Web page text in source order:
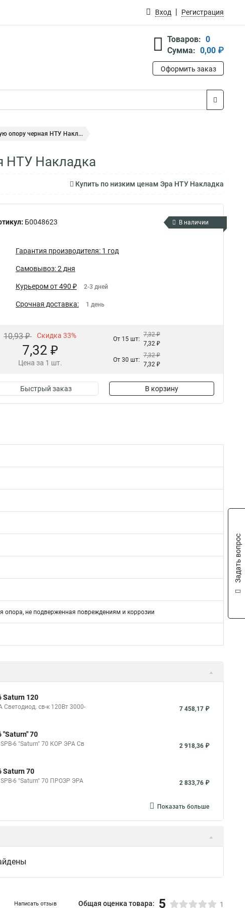
Вход Регистрация
Товаров: 0
Сумма: 0,00 ₽
Оформить заказ
опору черная НТУ Накл...
НТУ Накладка
Купить по низким ценам Эра НТУ Накладка
Б0048623 В наличии
Гарантия производителя: 1 год
Самовывоз: 2 дня
Курьером от 490 ₽ 2-3 дней
Срочная доставка: 1 день
10,93 ₽ Скидка 33%
7,32 ₽
Цена за 1 шт.
От 15 шт:
7,32 ₽
7,32 ₽
От 30 шт:
7,32 ₽
7,32 ₽
Быстрый заказ В корзину
опора, не подверженная повреждениям и коррозии
Saturn 120
Светодиод. св-к 120Вт 3000- 7 458,17 ₽
70
6 "Saturn" 70 КОР ЭРА Св 2 918,36 ₽
Saturn 70
6 "Saturn" 70 ПРОЗР ЭРА 2 833,76 ₽
Показать больше
Написать отзыв Общая оценка товара: 5 1
Задать вопрос